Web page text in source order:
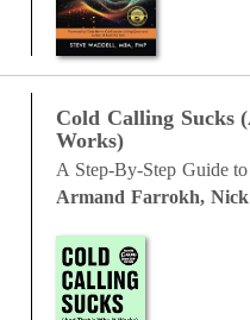
Cold Calling Sucks
Works)
A Step-By-Step Guide
Armand Farrokh, Nick